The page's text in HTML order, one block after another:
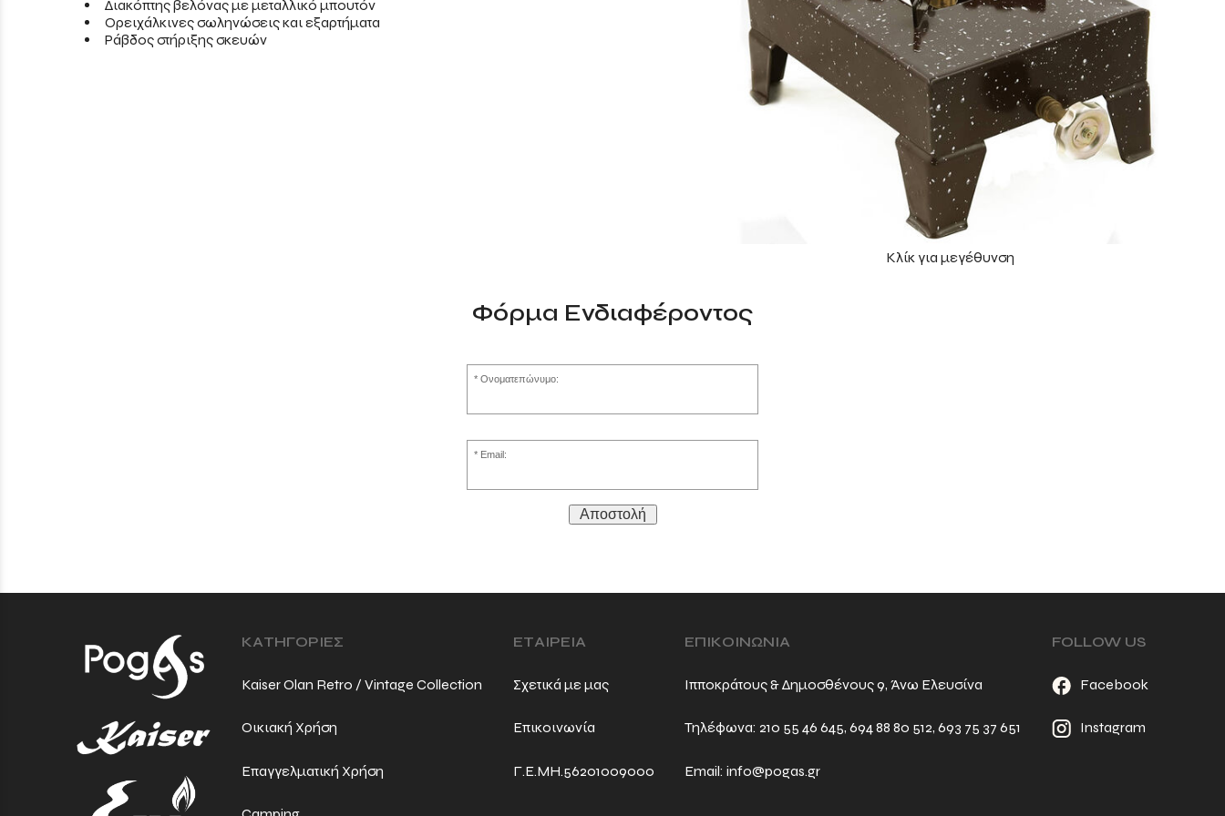
Διακόπτης βελόνας με μεταλλικό μπουτόν
Ορειχάλκινες σωληνώσεις και εξαρτήματα
Ράβδος στήριξης σκευών
Κλίκ για μεγέθυνση
Φόρμα Ενδιαφέροντος
Ονοματεπώνυμο:
Email:
Αποστολή
ΚΑΤΗΓΟΡΙΕΣ
Kaiser Olan Retro / Vintage Collection
Οικιακή Χρήση
Επαγγελματική Χρήση
ΕΤΑΙΡΕΙΑ
Σχετικά με μας
Επικοινωνία
Γ.Ε.ΜΗ.56201009000
ΕΠΙΚΟΙΝΩΝΙΑ
Ιπποκράτους & Δημοσθένους 9, Άνω Ελευσίνα
Τηλέφωνα: 210 55 46 645,694 88 80 512,693 75 37 651
Email:info@pogas.gr
FOLLOW US
Facebook
Instagram